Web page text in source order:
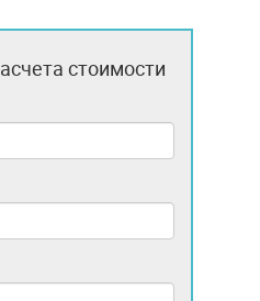
стоимости